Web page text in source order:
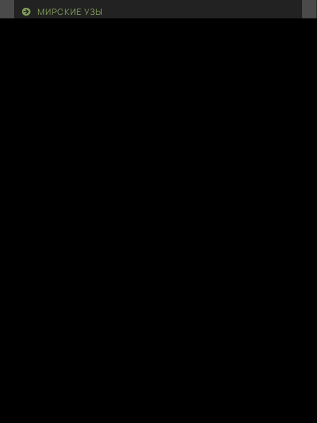
МИРСКИЕ УЗЫ